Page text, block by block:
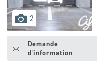
2 images
disponibles
Demande
d'information